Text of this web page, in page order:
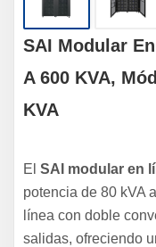
SAI Modular
A 600 KVA,
KVA
El SAI modular en
potencia de 80 kVA
línea con doble
salidas, ofreciendo